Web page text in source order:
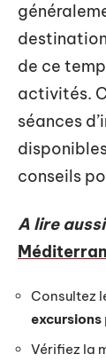
de ce
activités.
séances
conseils
A lire
Consultez
excursions
Vérifiez la